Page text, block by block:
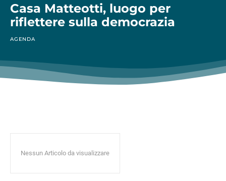
Casa Matteotti, luogo per
riflettere sulla democrazia
AGENDA
Nessun Articolo da visualizzare